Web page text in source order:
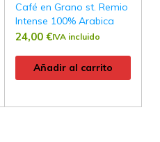
Café en Grano st. Remio
Intense 100% Arabica
24,00 €IVA incluido
Añadir al carrito